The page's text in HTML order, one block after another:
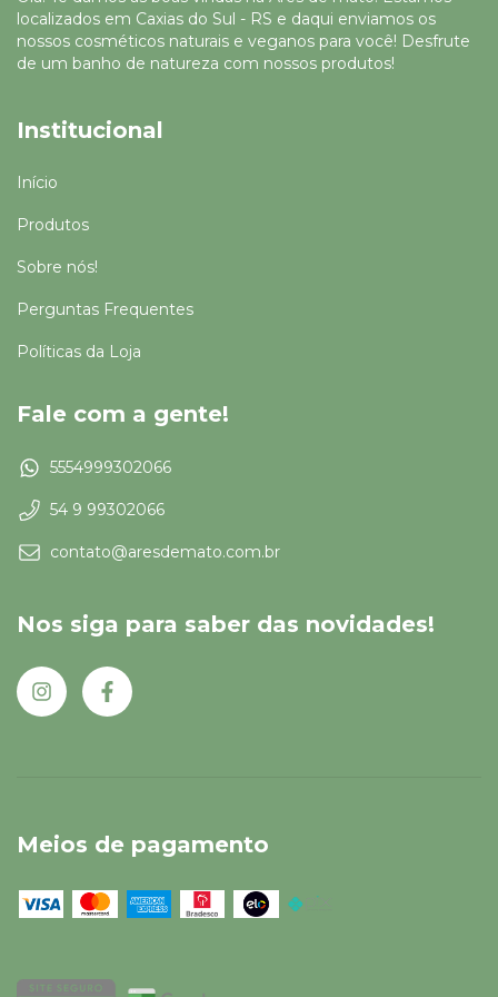
localizados em Caxias do Sul - RS e daqui enviamos os
nossos cosméticos naturais e veganos para você! Desfrute
de um banho de natureza com nossos produtos!
Institucional
Início
Produtos
Sobre nós!
Perguntas Frequentes
Políticas da Loja
Fale com a gente!
5554999302066
54 9 99302066
contato@aresdemato.com.br
Nos siga para saber das novidades!
Meios de pagamento